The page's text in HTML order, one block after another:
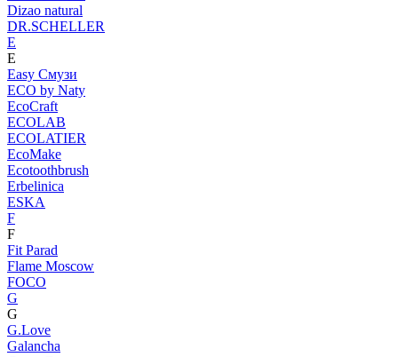
Dizao natural
DR.SCHELLER
E
E
Easy Смузи
ECO by Naty
EcoCraft
ECOLAB
ECOLATIER
EcoMake
Ecotoothbrush
Erbelinica
ESKA
F
F
Fit Parad
Flame Moscow
FOCO
G
G
G.Love
Galancha